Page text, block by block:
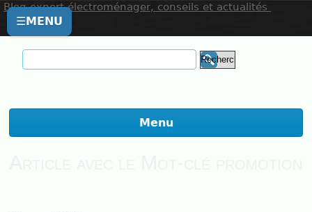
Blog expert électroménager, conseils et actualités
☰MENU
Menu